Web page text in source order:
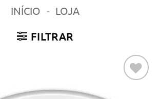
INÍCIO - LOJA
FILTRAR